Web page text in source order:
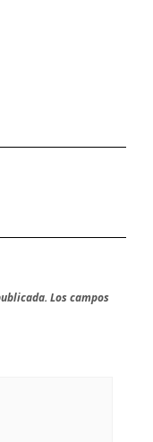
Los campos